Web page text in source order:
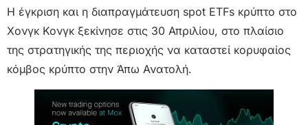
Η έγκριση και η διαπραγμάτευση spot ETFs κρύπτο στο
Χονγκ Κονγκ ξεκίνησε στις 30 Απριλίου, στο πλαίσιο
της στρατηγικής της περιοχής να καταστεί κορυφαίος
κόμβος κρύπτο στην Άπω Ανατολή.